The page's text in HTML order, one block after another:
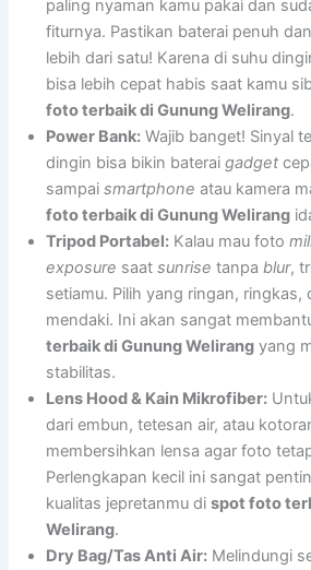
paling nyaman kamu pakai dan
fiturnya. Pastikan baterai penuh
lebih dari satu! Karena di suhu
bisa lebih cepat habis saat kamu
foto terbaik di Gunung Welirang.
Power Bank: Wajib banget! Sinyal
dingin bisa bikin bateraigadget
sampaismartphone atau kamera
foto terbaik di Gunung Welirang
Tripod Portabel: Kalau mau foto
exposure saatsunrise tanpa blur,
setiamu. Pilih yang ringan, ringkas,
mendaki. Ini akan sangat
terbaik di Gunung Welirang yang
stabilitas.
Lens Hood & Kain Mikrofiber:
dari embun, tetesan air, atau
membersihkan lensa agar foto
Perlengkapan kecil ini sangat
kualitas jepretanmu dispot foto
Welirang.
Dry Bag/Tas Anti Air: Melindungi